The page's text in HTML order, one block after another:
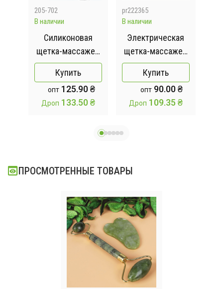
205-702
В наличии
Силиконовая
щетка-массажер
для лица Sonic
Facial Brush
Купить
опт125.90 ₴
Дроп 133.50 ₴
pr222365
В наличии
Электрическая
щетка-массажер
для лица FOREO
LUNA mini 2 /
Силиконовая
щетка
Купить
опт90.00 ₴
Дроп 109.35 ₴
ПРОСМОТРЕННЫЕ ТОВАРЫ